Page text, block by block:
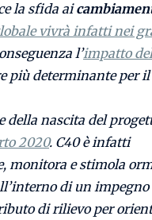
la sfida ai
vivrà infatti nei
l’impatto
più determinante per il
della nascita del
2020. C40 è infatti
monitora e stimola
di un impegno
di rilievo per